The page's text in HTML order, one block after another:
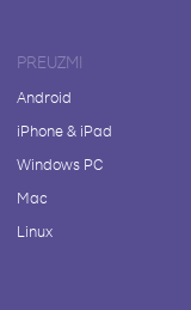
PREUZMI
Android
iPhone & iPad
Windows PC
Mac
Linux